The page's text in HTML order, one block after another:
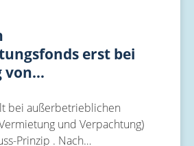
erst bei
von…
bei außerbetrieblichen
und Verpachtung)
Prinzip . Nach…